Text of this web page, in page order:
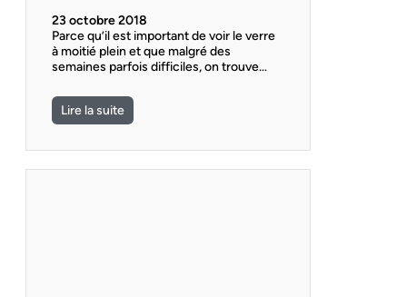
23 octobre 2018
Parce qu’il est important de voir le verre
à moitié plein et que malgré des
semaines parfois difficiles, on trouve…
Lire la suite